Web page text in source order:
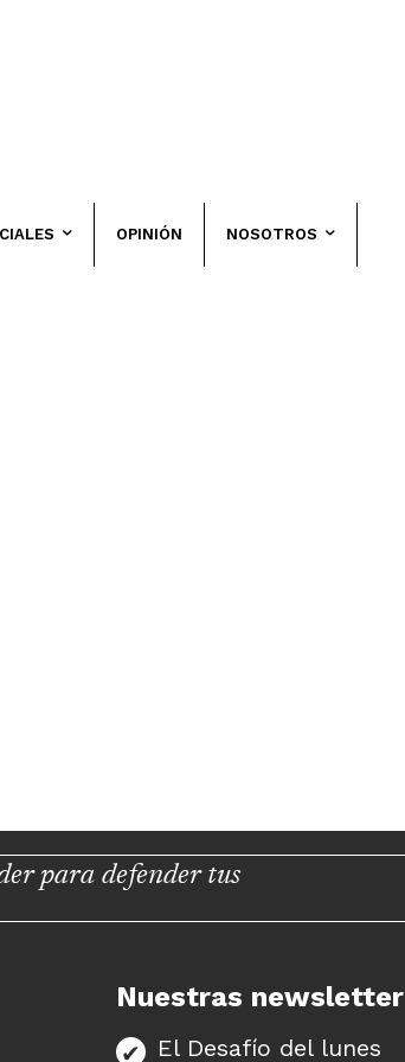
OPINIÓN NOSOTROS
para defender tus
Nuestras newsletter
El Desafío del lunes